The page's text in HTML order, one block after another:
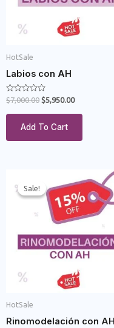
HotSale
Labios con AH
Rated
0
out
$7,000.00 $5,950.00
Add To Cart
Sale!
Sale!
HotSale
Rinomodelación con AH